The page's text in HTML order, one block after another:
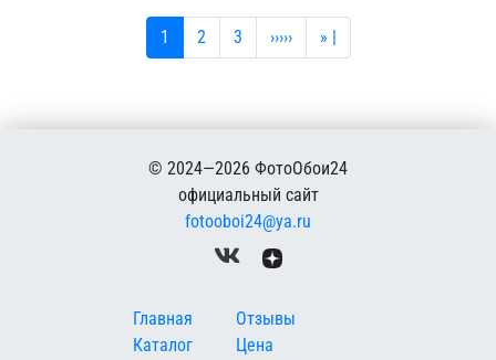
Текущая страница
1 Страница
2 Страница
3 Следующая страница
››››› Последняя страница
» |
© 2024—2026 ФотоОбои24
официальный сайт
fotooboi24@ya.ru
Меню в подвале
Главная
Каталог
Отзывы
Цена